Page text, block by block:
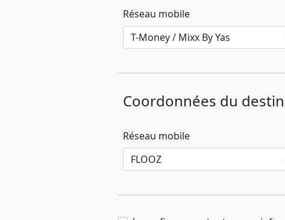
Réseau mobile
Coordonnées du
Réseau mobile